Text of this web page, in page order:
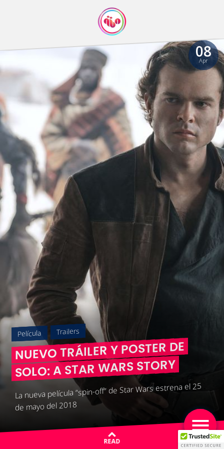
08
Apr
Película Trailers
NUEVO TRÁILER Y POSTER DE
SOLO: A STAR WARS STORY
La nueva película “spin-off” de Star Wars estrena el 25
de mayo del 2018
READ